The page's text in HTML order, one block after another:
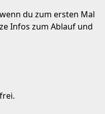
du zum ersten Mal
Infos zum Ablauf und